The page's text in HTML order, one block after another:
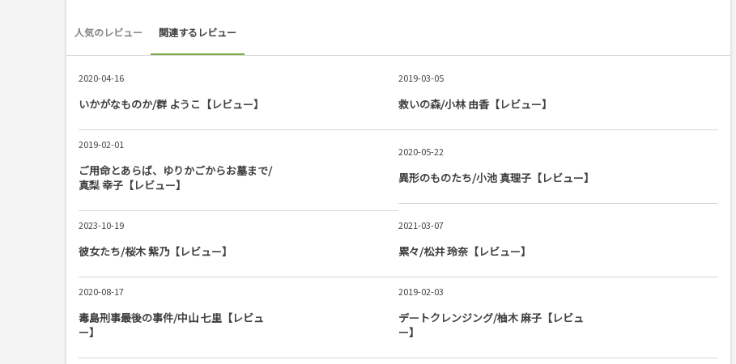
人気のレビュー 関連するレビュー
2020-04-16
いかがなものか/群 ようこ【レビュー】
2019-03-05
救いの森/小林 由香【レビュー】
2019-02-01
ご用命とあらば、ゆりかごからお墓まで/
真梨 幸子【レビュー】
2020-05-22
異形のものたち/小池 真理子【レビュー】
2023-10-19
彼女たち/桜木 紫乃【レビュー】
2021-03-07
累々/松井 玲奈【レビュー】
2020-08-17
毒島刑事最後の事件/中山 七里【レビュ
ー】
2019-02-03
デートクレンジング/柚木 麻子【レビュ
ー】